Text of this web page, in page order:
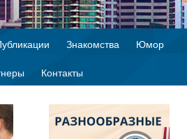
Знакомства Юмор
Контакты